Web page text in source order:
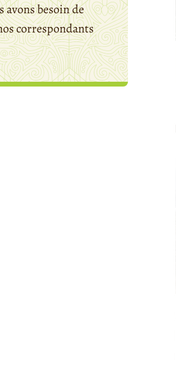
avons besoin de
correspondants